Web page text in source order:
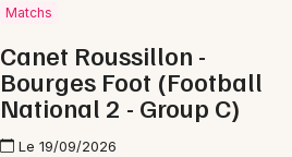
Matchs
Canet Roussillon -
Bourges Foot (Football
National 2 - Group C)
Le 19/09/2026